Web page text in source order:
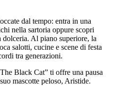
dal tempo: entra in una
nella sartoria oppure scopri
Al piano superiore, la
salotti, cucine e scene di festa
tra generazioni.
Black Cat” ti offre una pausa
mascotte peloso, Aristide.